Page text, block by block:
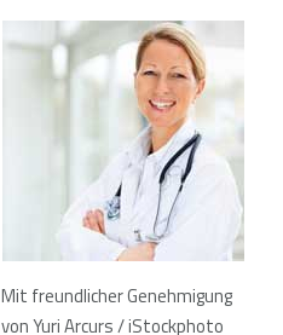
Mit freundlicher Genehmigung
von Yuri Arcurs / iStockphoto